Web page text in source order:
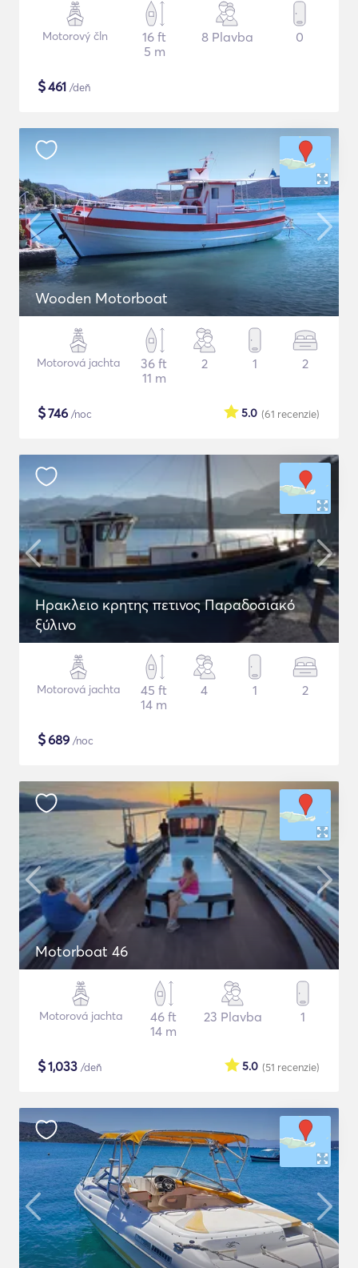
Motorový čln
16 ft
5 m
8 Plavba 0
$461 /deň
Wooden Motorboat
Motorová jachta
36 ft
11 m
2 1 2
$746 /noc (61 recenzie)
5.0
Ηρακλειο κρητης πετινος Παραδοσιακό
ξύλινο
Motorová jachta
45 ft
14 m
4 1 2
$689 /noc
Motorboat 46
Motorová jachta
46 ft
14 m
23 Plavba 1
$1,033 /deň (51 recenzie)
5.0